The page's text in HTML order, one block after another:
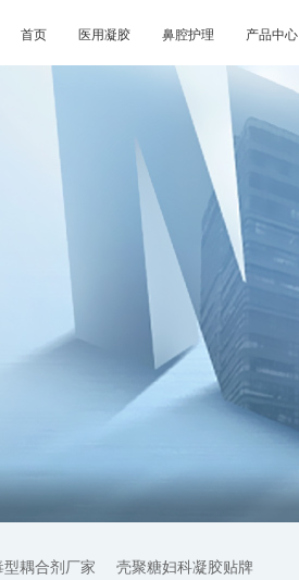
首页 医用凝胶 鼻腔护理 产品中心
型耦合剂厂家 壳聚糖妇科凝胶贴牌